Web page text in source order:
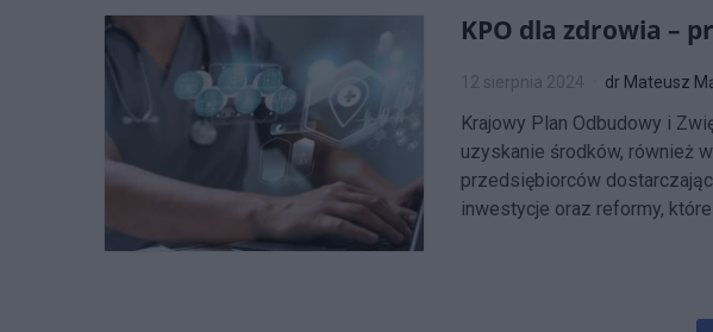
KPO dla zdrowia –
12 sierpnia 2024 dr Mateusz
Krajowy Plan Odbudowy i
uzyskanie środków, również
przedsiębiorców
inwestycje oraz reformy,